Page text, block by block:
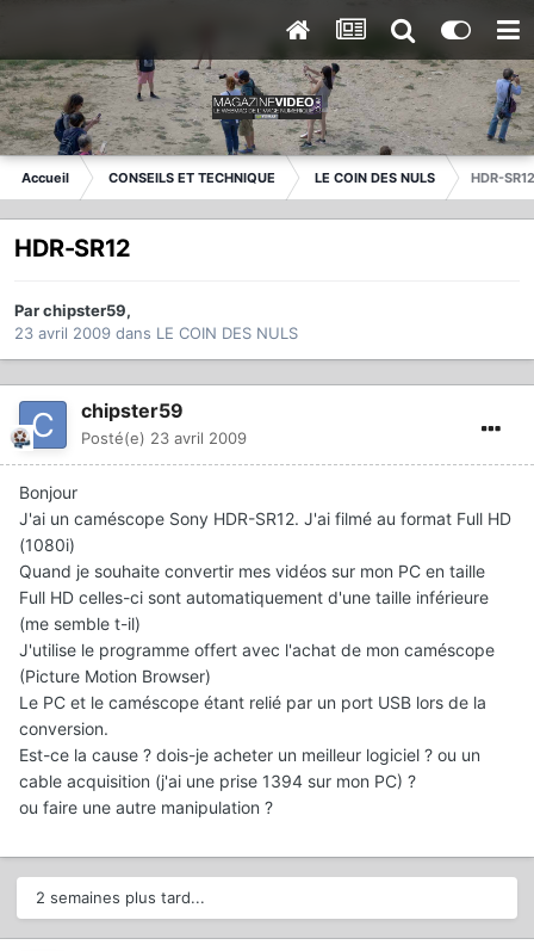
Accueil CONSEILS ET TECHNIQUE LE COIN DES NULS HDR-SR12
HDR-SR12
Parchipster59,
23 avril 2009 dans LE COIN DES NULS
chipster59
Posté(e) 23 avril 2009
Bonjour
J'ai un caméscope Sony HDR-SR12. J'ai filmé au format Full HD
(1080i)
Quand je souhaite convertir mes vidéos sur mon PC en taille
Full HD celles-ci sont automatiquement d'une taille inférieure
(me semble t-il)
J'utilise le programme offert avec l'achat de mon caméscope
(Picture Motion Browser)
Le PC et le caméscope étant relié par un port USB lors de la
conversion.
Est-ce la cause ? dois-je acheter un meilleur logiciel ? ou un
cable acquisition (j'ai une prise 1394 sur mon PC) ?
ou faire une autre manipulation ?
2 semaines plus tard...